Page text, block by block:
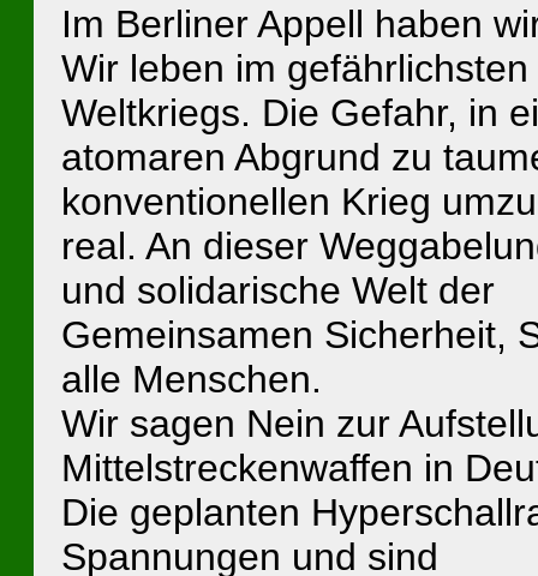
Im Berliner Appell haben
Wir leben im
Weltkriegs. Die Gefahr, in
atomaren Abgrund zu
konventionellen Krieg
real. An dieser
und solidarische Welt der
Gemeinsamen Sicherheit,
alle Menschen.
Wir sagen Nein zur
Mittelstreckenwaffen in
Die geplanten
Spannungen und sind